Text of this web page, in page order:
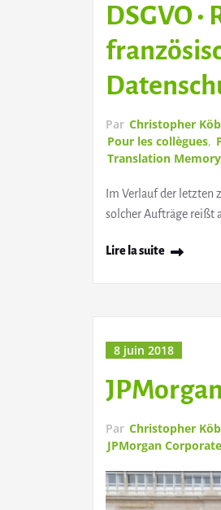
DSGVO •
Par Christopher
Pour les collègues,
Translation Memory
Im Verlauf der letzten
solcher Aufträge reißt
Lire la suite
8 juin 2018
Par Christopher
JPMorgan